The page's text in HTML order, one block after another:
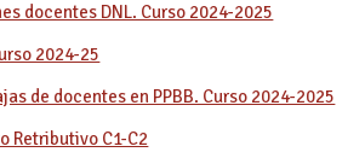
docentes DNL. Curso 2024-2025
2024-25
de docentes en PPBB. Curso 2024-2025
Retributivo C1-C2